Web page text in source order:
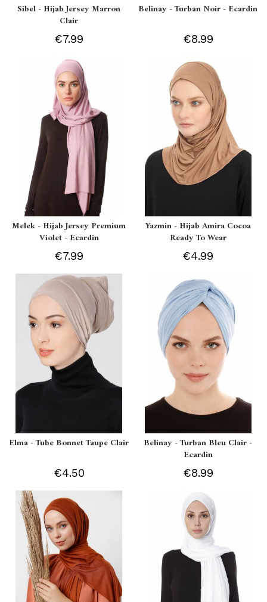
Sibel - Hijab Jersey Marron
Clair
€7.99
Belinay - Turban Noir - Ecardin
€8.99
Melek - Hijab Jersey Premium
Violet - Ecardin
€7.99
Yazmin - Hijab Amira Cocoa
Ready To Wear
€4.99
Elma - Tube Bonnet Taupe Clair
€4.50
Belinay - Turban Bleu Clair -
Ecardin
€8.99